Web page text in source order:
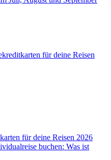
für deine Reisen
für deine Reisen 2026
buchen: Was ist